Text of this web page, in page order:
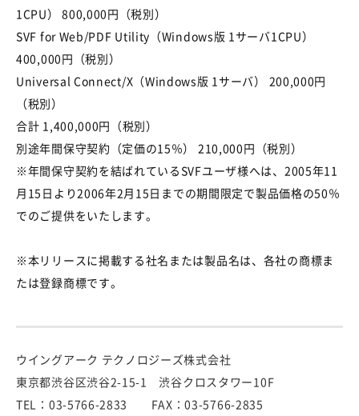
1CPU） 800,000円（税別）
SVF for Web/PDF Utility（Windows版 1サーバ1CPU）
400,000円（税別）
Universal Connect/X（Windows版 1サーバ） 200,000円
（税別）
合計 1,400,000円（税別）
別途年間保守契約（定価の15％） 210,000円（税別）
※年間保守契約を結ばれているSVFユーザ様へは、2005年11
月15日より2006年2月15日までの期間限定で製品価格の50％
でのご提供をいたします。
※本リリースに掲載する社名または製品名は、各社の商標ま
たは登録商標です。
ウイングアーク テクノロジーズ株式会社
東京都渋谷区渋谷2-15-1 渋谷クロスタワー10F
TEL：03-5766-2833 FAX：03-5766-2835